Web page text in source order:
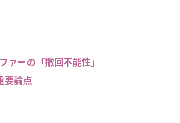
ァーの「撤回不能性」
要論点